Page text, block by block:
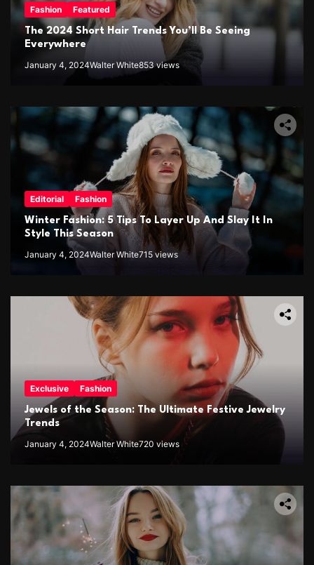
Fashion Featured
The 2024 Short Hair Trends You’ll Be Seeing
Everywhere
January 4, 2024Walter White853 views
Editorial Fashion
Winter Fashion: 5 Tips To Layer Up And Slay It In
Style This Season
January 4, 2024Walter White715 views
Exclusive Fashion
Jewels of the Season: The Ultimate Festive Jewelry
Trends
January 4, 2024Walter White720 views